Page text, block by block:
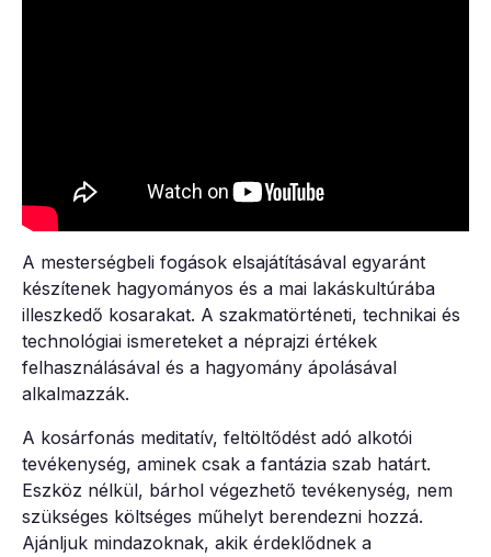
A mesterségbeli fogások elsajátításával egyaránt
készítenek hagyományos és a mai lakáskultúrába
illeszkedő kosarakat. A szakmatörténeti, technikai és
technológiai ismereteket a néprajzi értékek
felhasználásával és a hagyomány ápolásával
alkalmazzák.
A kosárfonás meditatív, feltöltődést adó alkotói
tevékenység, aminek csak a fantázia szab határt.
Eszköz nélkül, bárhol végezhető tevékenység, nem
szükséges költséges műhelyt berendezni hozzá.
Ajánljuk mindazoknak, akik érdeklődnek a